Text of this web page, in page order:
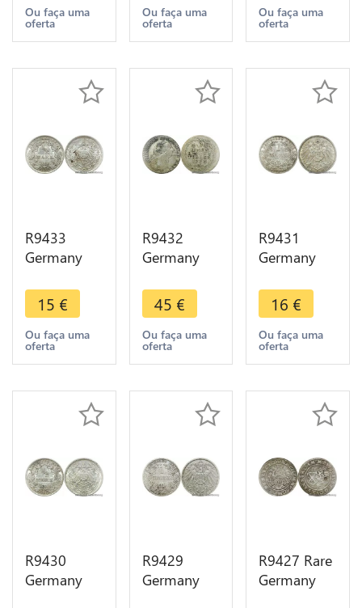
I The Great
326 Treveri
Make Offer
Ou faça uma
oferta
Constantius
I 296 297
Make Offer
Ou faça uma
oferta
1875 B ->
Make offer
Ou faça uma
oferta
R9433
Germany
Mark
Wilhelm II
1915 A
Berlin Silver
offer
15 €
Ou faça uma
oferta
R9432
Germany
Thaler
Friedrich II
1773 A
Silver ->
45 €
Ou faça uma
oferta
R9431
Germany
Mark
Wilhelm II
1914 A
Berlin Silver
offer
16 €
Ou faça uma
oferta
R9430
Germany
R9429
Germany
R9427 Rare
Germany